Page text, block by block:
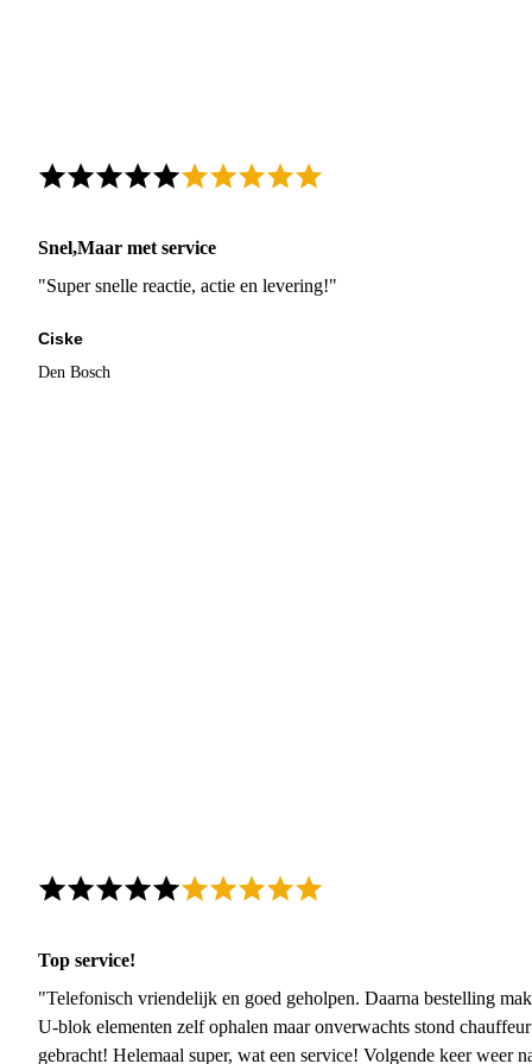
Snel,Maar met service
"Super snelle reactie, actie en levering!"
Ciske
Den Bosch
Top service!
"Telefonisch vriendelijk en goed geholpen. Daarna bestelling
U-blok elementen zelf ophalen maar onverwachts stond
gebracht! Helemaal super, wat een service! Volgende keer weer